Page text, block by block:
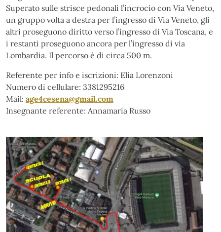
Superato sulle strisce pedonali l’incrocio con Via Veneto,
un gruppo volta a destra per l’ingresso di Via Veneto, gli
altri proseguono diritto verso l’ingresso di Via Toscana, e
i restanti proseguono ancora per l’ingresso di via
Lombardia. Il percorso è di circa 500 m.
Referente per info e iscrizioni: Elia Lorenzoni
Numero di cellulare: 3381295216
Mail: age4cesena@gmail.com
Insegnante referente: Annamaria Russo